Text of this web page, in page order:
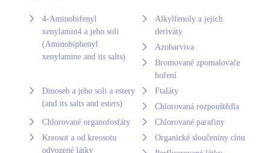
4-Aminobifenyl
xenylamin4 a jeho soli
(Aminobiphenyl
xenylamine and its salts)
Alkylfenoly a jejich
deriváty
Azobarviva
Bromované zpomalovače
hoření
Dinoseb a jeho soli a estery
(and its salts and esters)
Ftaláty
Chlorovaná rozpouštědla
Chlorované organofosfáty
Chlorované parafiny
Kreosot a od kreosotu
odvozené látky
Organické sloučeniny cínu